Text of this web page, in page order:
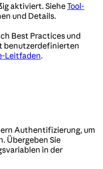
aktiviert. SieheTool-
und Details.
Best Practices und
benutzerdefinierten
Leitfaden.
Authentifizierung, um
Übergeben Sie
in der